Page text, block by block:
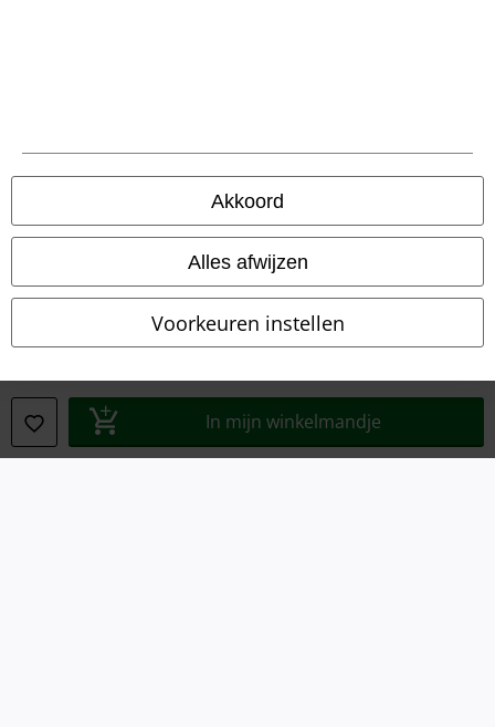
Akkoord
Alles afwijzen
Voorkeuren instellen
In mijn winkelmandje
Legal
Bedrijfsgegevens
Verklaring van conformiteit
Informatie over toegankelijkheid